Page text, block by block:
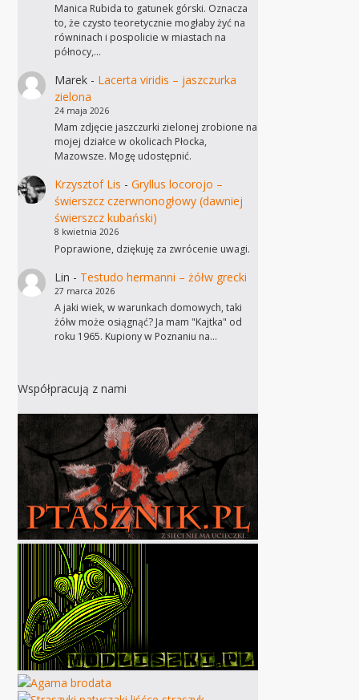
Manica Rubida to gatunek górski. Oznacza
to, że czysto teoretycznie mogłaby żyć na
równinach i pospolicie w miastach na
północy,…
Marek- Lacerta viridis – jaszczurka
zielona
24 maja 2026
Mam zdjęcie jaszczurki zielonej zrobione na
mojej działce w okolicach Płocka,
Mazowsze. Mogę udostępnić.
Krzysztof Lis - Gryllus locorojo –
świerszcz czerwnonogłowy (dawniej
świerszcz kubański)
8 kwietnia 2026
Poprawione, dziękuję za zwrócenie uwagi.
Lin - Testudo hermanni – żółw grecki
27 marca 2026
A jaki wiek, w warunkach domowych, taki
żółw może osiągnąć? Ja mam "Kajtka" od
roku 1965. Kupiony w Poznaniu na…
Współpracują z nami